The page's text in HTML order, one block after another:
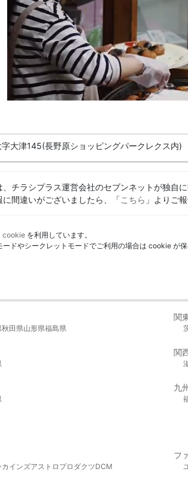
大津145(長野原ショッピングパークレクス内)
チラシプラス運営会社のセブンネットが独自
間違いがございましたら、「こちら 」よりご
cookie を利用しています。
ドやシークレットモードでご利用の場合は cookie が
秋田県山形県福島県
関
関
九
カインズアストロプロダクツDCM
フ